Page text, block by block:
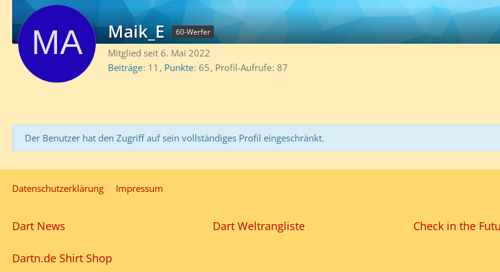
Maik_E 60-Werfer
Mitglied seit 6. Mai 2022
Beiträge 11 Punkte 65 Profil-Aufrufe 87
Der Benutzer hat den Zugriff auf sein vollständiges Profil eingeschränkt.
Datenschutzerklärung Impressum
Dart News Dart Weltrangliste Check in the
Dartn.de Shirt Shop